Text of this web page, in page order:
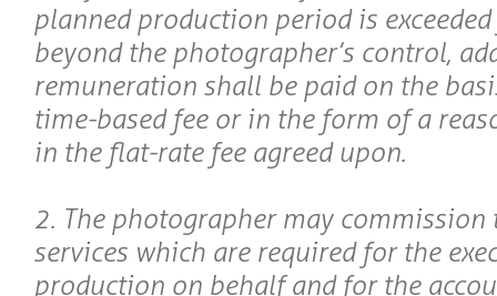
planned production period is
beyond the photographer’s control,
remuneration shall be paid on the
time-based fee or in the form of a
in the flat-rate fee agreed upon.
2. The photographer may
services which are required for the
production on behalf and for the